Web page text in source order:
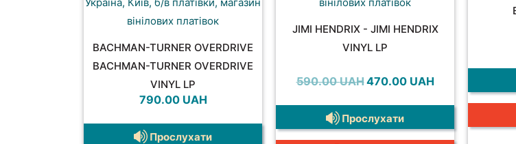
BACHMAN-TURNER OVERDRIVE
BACHMAN-TURNER OVERDRIVE
VINYL LP
790.00 UAH
Прослухати
JIMI HENDRIX - JIMI HENDRIX
VINYL LP
590.00UAH Оригінальна
590.00 UAH.
470.00 UAHПоточна
470.00 UAH.
Прослухати